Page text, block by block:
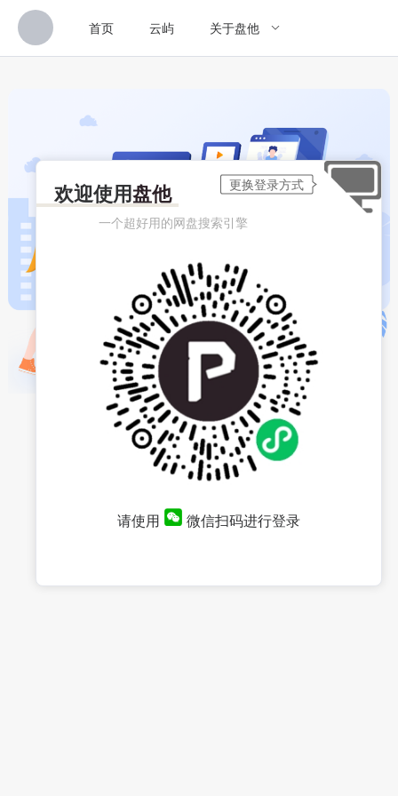
首页 云屿 关于盘他
欢迎使用盘他
一个超好用的网盘搜索引擎
请使用 微信扫码进行登录